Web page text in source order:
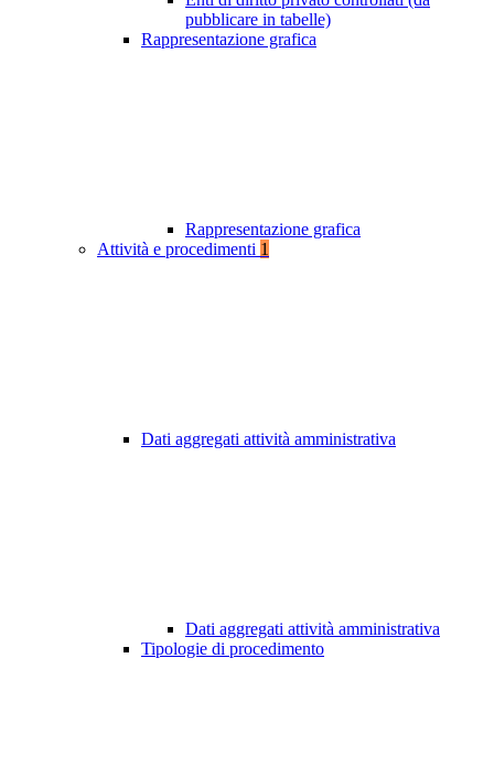
pubblicare in tabelle)
Rappresentazione grafica
Rappresentazione grafica
Attività e procedimenti 1
Dati aggregati attività amministrativa
Dati aggregati attività amministrativa
Tipologie di procedimento